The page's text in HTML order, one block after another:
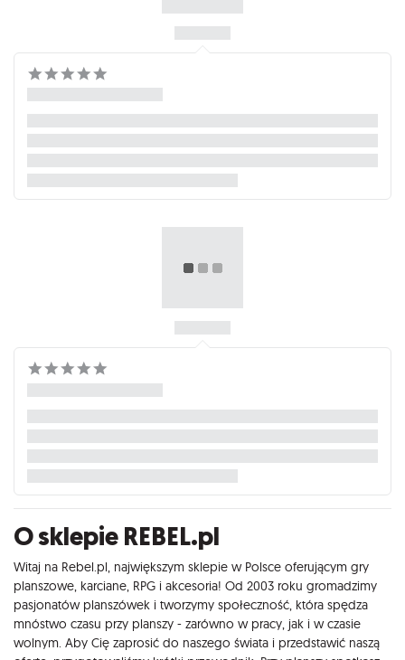
O sklepie REBEL.pl
Witaj na Rebel.pl, największym sklepie w Polsce oferującym gry
planszowe, karciane, RPG i akcesoria! Od 2003 roku gromadzimy
pasjonatów planszówek i tworzymy społeczność, która spędza
mnóstwo czasu przy planszy - zarówno w pracy, jak i w czasie
wolnym. Aby Cię zaprosić do naszego świata i przedstawić naszą